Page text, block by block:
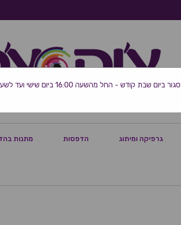
גרפיקה ומיתוג הדפסות מתנות
שבת קודש - החל מהשעה 16:00 ביום שישי ועד לשעה 20:00 במוצאי השבת